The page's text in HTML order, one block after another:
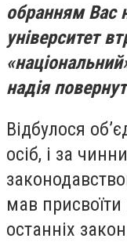
обранням Вас
університет
надія
Відбулося
осіб, і за
мав
останніх